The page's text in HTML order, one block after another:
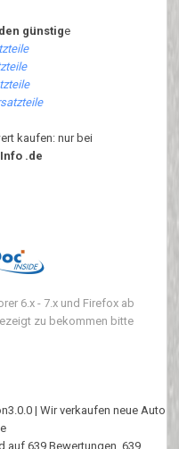
günstige
kaufen: nur bei
.de
6.x - 7.x und Firefox ab
zu bekommen bitte
| Wir verkaufen neue Auto
auf639 Bewertungen.639